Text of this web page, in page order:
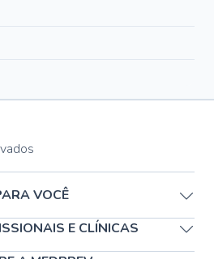
VOCÊ
E CLÍNICAS